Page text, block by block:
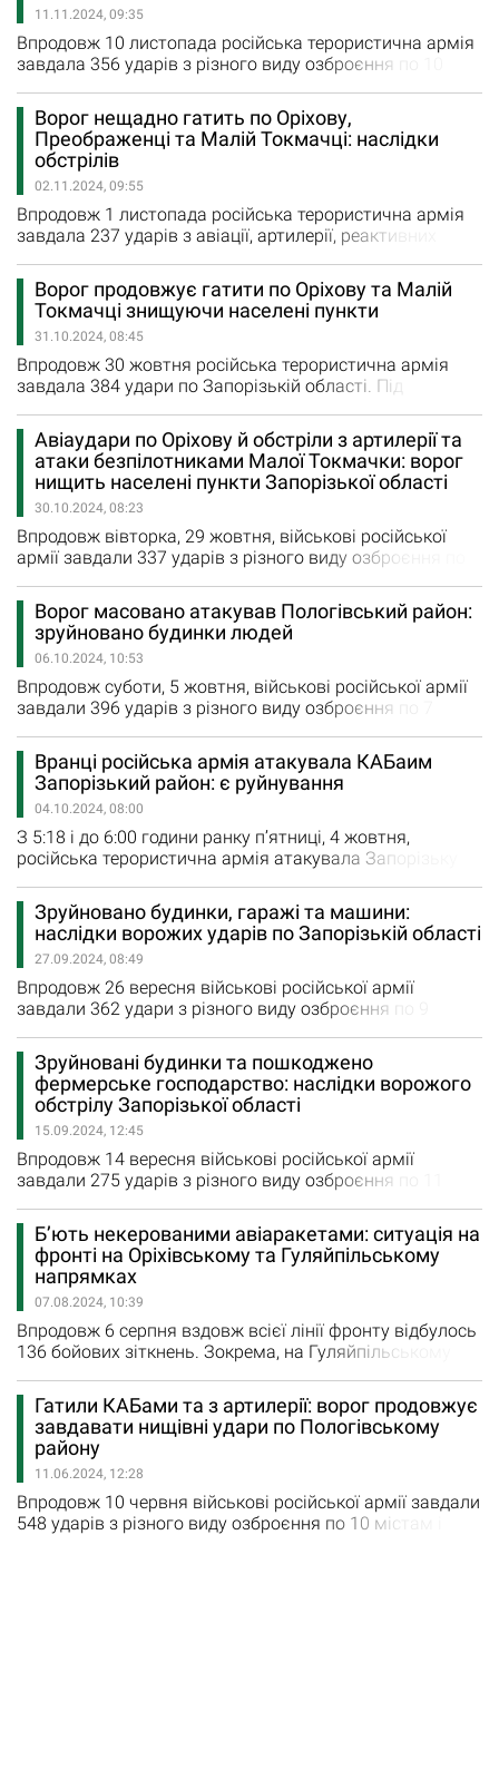
Новоандріївку. 179 артилерійських…
11.11.2024, 09:35
Впродовж 10 листопада російська терористична армія
завдала 356 ударів з різного виду озброєння по 10
загарбники завдали 18 авіаційних ударів по
Запоріжжю, Темирівці, Новодарівці та Малій Токмачці.
Внаслідок нічної атаки загинув 71-річний мешканець
обласного центру, ще 22 людини, зокрема, п’ятеро дітей
поранені.…
Ворог нещадно гатить по Оріхову,
Преображенці та Малій Токмачці: наслідки
обстрілів
02.11.2024, 09:55
Впродовж 1 листопада російська терористична армія
завдала 237 ударів з авіації, артилерії, реактивних
та селам Запорізької області. Вчора окупанти завдали
авіаційний удар по Новоандріївці та 8 разів обстріляли
з РСЗВ Малу Токмачку та Роботине. Безпілотниками
різної модифікації ворог 88 разів атакував Лобкове,
Гуляйполе,…
Ворог продовжує гатити по Оріхову та Малій
Токмачці знищуючи населені пункти
31.10.2024, 08:45
Впродовж 30 жовтня російська терористична армія
завдала 384 удари по Запорізькій області. Під
ворожих ударів зафіксовано 5 повідомлень про
руйнування житла та об’єктів інфраструктури. За
даними Запорізької обласної військової адміністрації, у
середу загарбники завдали 10 авіаційних ударів по
Преображенці та…
Авіаудари по Оріхову й обстріли з артилерії та
атаки безпілотниками Малої Токмачки: ворог
нищить населені пункти Запорізької області
30.10.2024, 08:23
Впродовж вівторка, 29 жовтня, військові російської
армії завдали 337 ударів з різного виду озброєння по
ворожих обстрілів зруйновано та пошкоджено 7
будинків мирних мешканців та об’єктів
інфраструктури. За даними Запорізької ОВА, вчора
російська армія завдала 25 авіаційних ударів по
Оріхову, Новоандріївці, Білогір'ю…
Ворог масовано атакував Пологівський район:
зруйновано будинки людей
06.10.2024, 10:53
Впродовж суботи, 5 жовтня, військові російської армії
завдали 396 ударів з різного виду озброєння по 7
ворожих ударів зруйновано та пошкоджено 18
будинків мирних мешканців та об’єктів
інфраструктури. За даними Запорізької ОВА, вчора
окупанти завдали авіаційний удар по Левадному. Крім
того, 16 разів обстріляли з реактивних…
Вранці російська армія атакувала КАБаим
Запорізький район: є руйнування
04.10.2024, 08:00
З 5:18 і до 6:00 години ранку п’ятниці, 4 жовтня,
російська терористична армія атакувала Запорізьку
Запорізької ОВА, ворог поцілив по одному з населених
пунктів Запорізького району. На щастя обійшлось без
постраждалих. «Вибуховою хвилею та уламками
пошкоджено вікна, фасад та дах приватних будинків»,…
Зруйновано будинки, гаражі та машини:
наслідки ворожих ударів по Запорізькій області
27.09.2024, 08:49
Впродовж 26 вересня військові російської армії
завдали 362 удари з різного виду озброєння по 9
зафіксували влучання ворожих снарядів по житлових
будинках мирного населення, а також пошкоджені
гаражі, господарські будівлі, майно та машини людей.
Загалом минулої доби було зафіксовано 99
повідомлень про руйнування. У четвер…
Зруйновані будинки та пошкоджено
фермерське господарство: наслідки ворожого
обстрілу Запорізької області
15.09.2024, 12:45
Впродовж 14 вересня військові російської армії
завдали 275 ударів з різного виду озброєння по 11
ворог завдав удар керованими авіаційними бомбами
по фермерському господарству в Гуляйпільській
громаді. Внаслідок цього обстрілу на території
зайнялася пожежа, вогнем зруйновані господарські
споруди та будівля ферми. На жаль,…
Б’ють некерованими авіаракетами: ситуація на
фронті на Оріхівському та Гуляйпільському
напрямках
07.08.2024, 10:39
Впродовж 6 серпня вздовж всієї лінії фронту відбулось
136 бойових зіткнень. Зокрема, на Гуляйпільському
авіаційними ракетами у районі населеного пункту
Залізничне. «На Оріхівському напрямку обстановка
без особливих змін», - зазначають у ранковому
зведенні Генерального штабу Збройних сил України.
Водночас…
Гатили КАБами та з артилерії: ворог продовжує
завдавати нищівні удари по Пологівському
району
11.06.2024, 12:28
Впродовж 10 червня військові російської армії завдали
548 ударів з різного виду озброєння по 10 містам і